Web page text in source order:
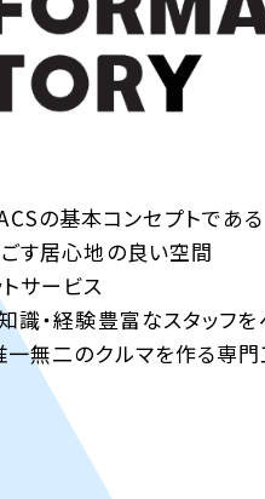
の基本コンセプトである
す居心地の良い空間
サービス
識・経験豊富なスタッフを
無二のクルマを作る専